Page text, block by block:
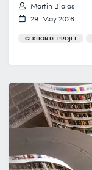
Martin Bialas
29. May 2026
GESTION DE PROJET